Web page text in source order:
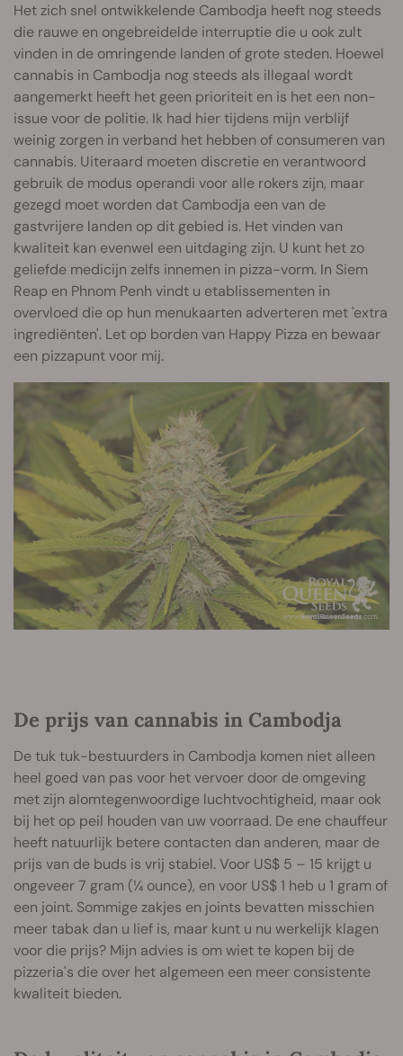
Het zich snel ontwikkelende Cambodja heeft nog steeds
die rauwe en ongebreidelde interruptie die u ook zult
vinden in de omringende landen of grote steden. Hoewel
cannabis in Cambodja nog steeds als illegaal wordt
aangemerkt heeft het geen prioriteit en is het een non-
issue voor de politie. Ik had hier tijdens mijn verblijf
weinig zorgen in verband het hebben of consumeren van
cannabis. Uiteraard moeten discretie en verantwoord
gebruik de modus operandi voor alle rokers zijn, maar
gezegd moet worden dat Cambodja een van de
gastvrijere landen op dit gebied is. Het vinden van
kwaliteit kan evenwel een uitdaging zijn. U kunt het zo
geliefde medicijn zelfs innemen in pizza-vorm. In Siem
Reap en Phnom Penh vindt u etablissementen in
overvloed die op hun menukaarten adverteren met 'extra
ingrediënten'. Let op borden van Happy Pizza en bewaar
een pizzapunt voor mij.
De prijs van cannabis in Cambodja
De tuk tuk-bestuurders in Cambodja komen niet alleen
heel goed van pas voor het vervoer door de omgeving
met zijn alomtegenwoordige luchtvochtigheid, maar ook
bij het op peil houden van uw voorraad. De ene chauffeur
heeft natuurlijk betere contacten dan anderen, maar de
prijs van de buds is vrij stabiel. Voor US$ 5 – 15 krijgt u
ongeveer 7 gram (¼ ounce), en voor US$ 1 heb u 1 gram of
een joint. Sommige zakjes en joints bevatten misschien
meer tabak dan u lief is, maar kunt u nu werkelijk klagen
voor die prijs? Mijn advies is om wiet te kopen bij de
pizzeria's die over het algemeen een meer consistente
kwaliteit bieden.